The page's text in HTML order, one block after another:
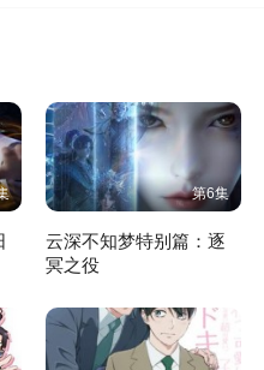
第6集
云深不知梦特别篇：逐
冥之役